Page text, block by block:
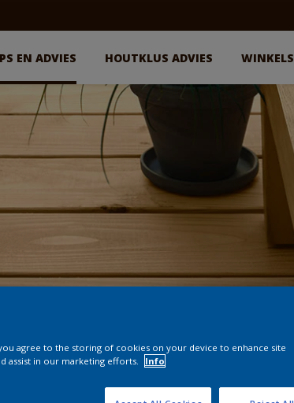
EN ADVIES HOUTKLUS ADVIES WINKELS
you agree to the storing of cookies on your device to enhance site
assist in our marketing efforts.
Info